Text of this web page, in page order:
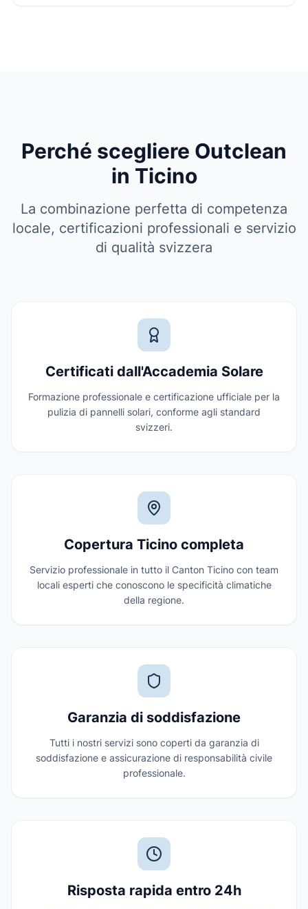
Perché scegliere Outclean
in Ticino
La combinazione perfetta di competenza
locale, certificazioni professionali e servizio
di qualità svizzera
Certificati dall'Accademia Solare
Formazione professionale e certificazione ufficiale per la
pulizia di pannelli solari, conforme agli standard
svizzeri.
Copertura Ticino completa
Servizio professionale in tutto il Canton Ticino con team
locali esperti che conoscono le specificità climatiche
della regione.
Garanzia di soddisfazione
Tutti i nostri servizi sono coperti da garanzia di
soddisfazione e assicurazione di responsabilità civile
professionale.
Risposta rapida entro 24h